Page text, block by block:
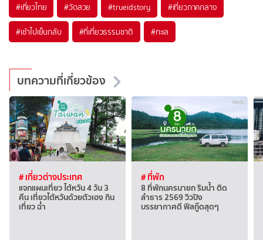
#เที่ยวไทย #วัดสวย #trueidstory #เที่ยวภาคกลาง
#เช้าไปเย็นกลับ #ที่เที่ยวธรรมชาติ #ทะเล
บทความที่เกี่ยวข้อง
# เที่ยวต่างประเทศ
แจกแผนเที่ยว ไต้หวัน 4 วัน 3
คืน เที่ยวไต้หวันด้วยตัวเอง กิน
เที่ยว ฉ่ำ
# ที่พัก
8 ที่พักนครนายก ริมน้ำ ติด
ลำธาร 2569 วิวปัง
บรรยากาศดี ฟีลกู๊ดสุดๆ